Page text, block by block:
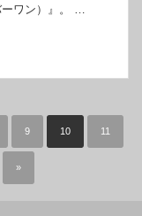
ーワン）』。 …
9 10 11
»